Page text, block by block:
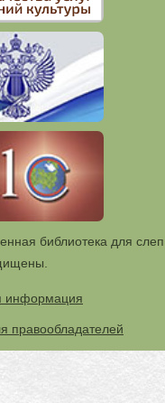
библиотека для
информация
правообладателей